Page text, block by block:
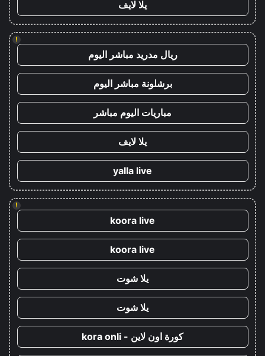
يلا لايف
!
ريال مدريد مباشر اليوم
برشلونة مباشر اليوم
مباريات اليوم مباشر
يلا لايف
yalla live
!
koora live
koora live
يلا شوت
يلا شوت
كورة اون لاين - kora onli